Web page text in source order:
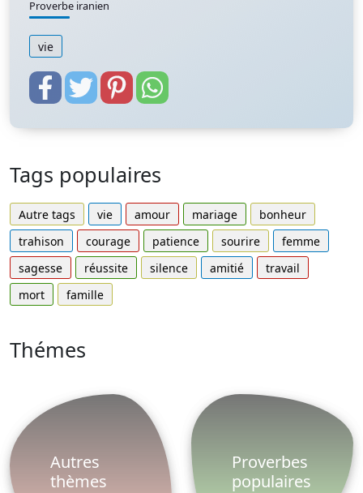
Proverbe iranien
vie
Tags populaires
Autre tags vie amour mariage
bonheur
trahison
courage patience sourire
femme
sagesse
réussite silence amitié
travail
mort
famille
Thémes
Autres
thèmes
Proverbes
populaires